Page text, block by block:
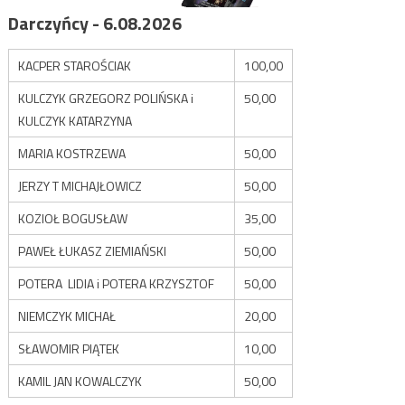
Darczyńcy - 6.08.2026
KACPER STAROŚCIAK
100,00
KULCZYK GRZEGORZ POLIŃSKA i
KULCZYK KATARZYNA
50,00
MARIA KOSTRZEWA
50,00
JERZY T MICHAJŁOWICZ
50,00
KOZIOŁ BOGUSŁAW
35,00
PAWEŁ ŁUKASZ ZIEMIAŃSKI
50,00
POTERA LIDIA i POTERA KRZYSZTOF
50,00
NIEMCZYK MICHAŁ
20,00
SŁAWOMIR PIĄTEK
10,00
KAMIL JAN KOWALCZYK
50,00